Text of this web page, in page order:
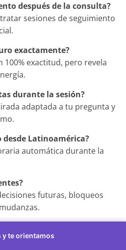
después de la consulta?
sesiones de seguimiento
exactamente?
100% exactitud, pero revela
durante la sesión?
adaptada a tu pregunta y
desde Latinoamérica?
automática durante la
futuras, bloqueos
tiempo durante la sesión?
la misma plataforma.
y te orientamos